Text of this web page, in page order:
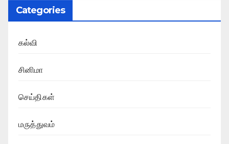
Categories
கல்வி
சினிமா
செய்திகள்
மருத்துவம்